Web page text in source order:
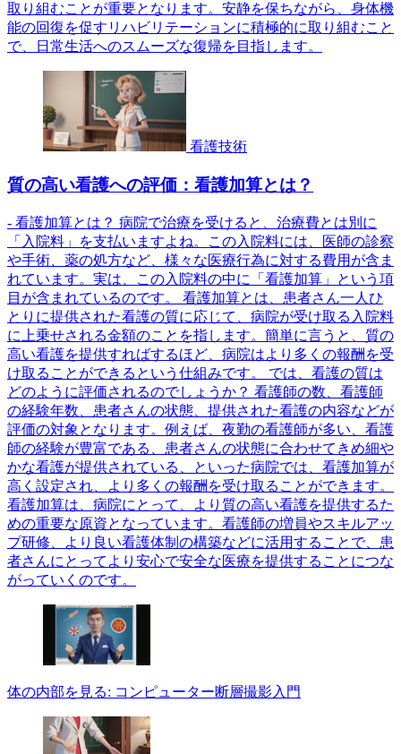
取り組むことが重要となります。安静を保ちながら、身体機
能の回復を促すリハビリテーションに積極的に取り組むこと
で、日常生活へのスムーズな復帰を目指します。
看護技術
質の高い看護への評価：看護加算とは？
- 看護加算とは？ 病院で治療を受けると、治療費とは別に
「入院料」を支払いますよね。この入院料には、医師の診察
や手術、薬の処方など、様々な医療行為に対する費用が含ま
れています。実は、この入院料の中に「看護加算」という項
目が含まれているのです。 看護加算とは、患者さん一人ひ
とりに提供された看護の質に応じて、病院が受け取る入院料
に上乗せされる金額のことを指します。簡単に言うと、質の
高い看護を提供すればするほど、病院はより多くの報酬を受
け取ることができるという仕組みです。 では、看護の質は
どのように評価されるのでしょうか？ 看護師の数、看護師
の経験年数、患者さんの状態、提供された看護の内容などが
評価の対象となります。例えば、夜勤の看護師が多い、看護
師の経験が豊富である、患者さんの状態に合わせてきめ細や
かな看護が提供されている、といった病院では、看護加算が
高く設定され、より多くの報酬を受け取ることができます。
看護加算は、病院にとって、より質の高い看護を提供するた
めの重要な原資となっています。看護師の増員やスキルアッ
プ研修、より良い看護体制の構築などに活用することで、患
者さんにとってより安心で安全な医療を提供することにつな
がっていくのです。
体の内部を見る: コンピューター断層撮影入門